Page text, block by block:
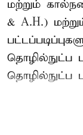
மற்றும்
& A.H.)
தொழில்நுட்ப
தொழில்நுட்ப